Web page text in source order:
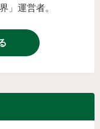
」運営者。